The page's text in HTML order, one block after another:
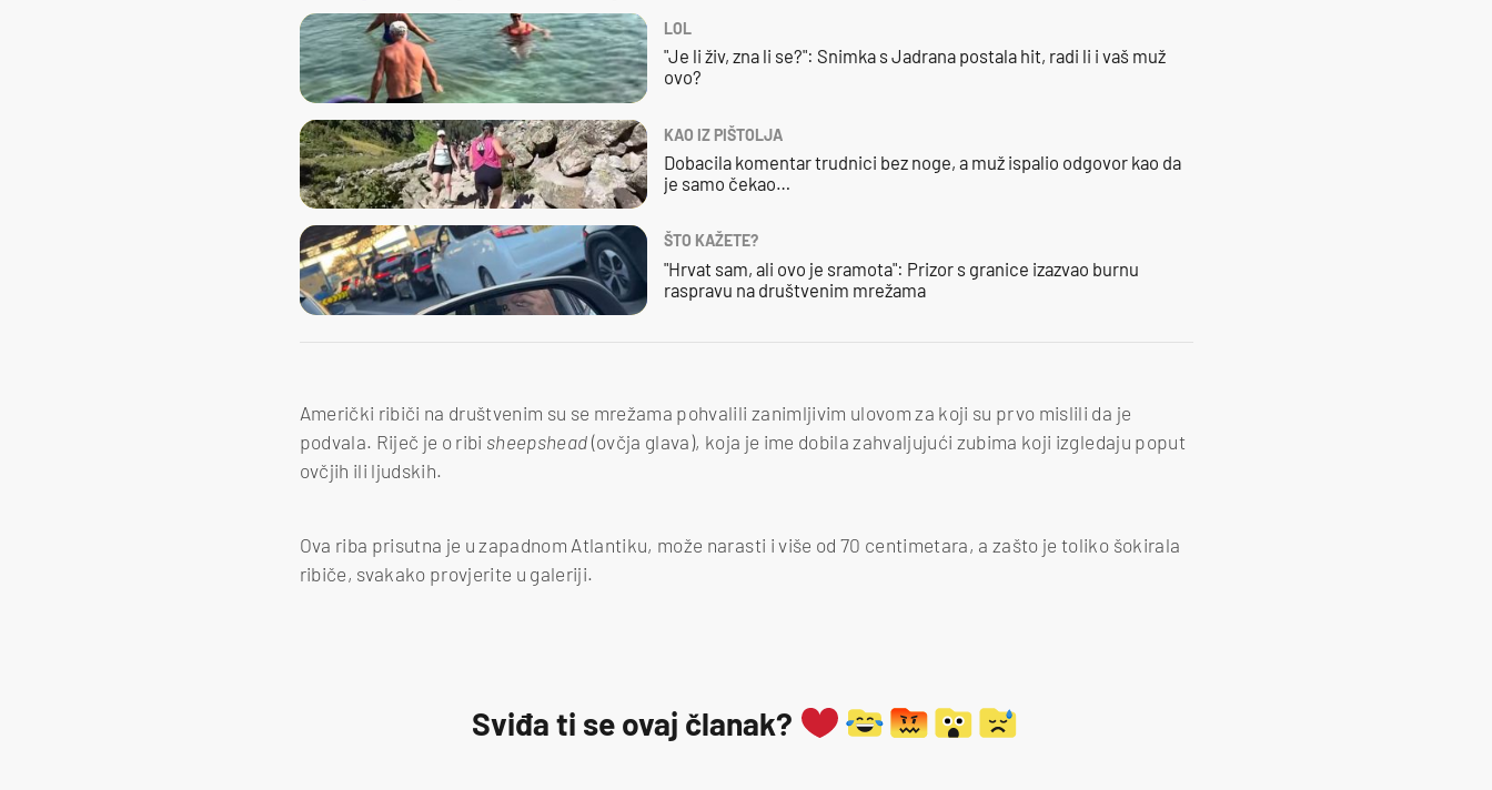
LOL
"Je li živ, zna li se?": Snimka s Jadrana postala hit, radi li i vaš muž
ovo?
KAO IZ PIŠTOLJA
Dobacila komentar trudnici bez noge, a muž ispalio odgovor kao da
je samo čekao…
ŠTO KAŽETE?
"Hrvat sam, ali ovo je sramota": Prizor s granice izazvao burnu
raspravu na društvenim mrežama
Američki ribiči na društvenim su se mrežama pohvalili zanimljivim ulovom za koji su prvo mislili da je
podvala. Riječ je o ribi sheepshead (ovčja glava), koja je ime dobila zahvaljujući zubima koji izgledaju poput
ovčjih ili ljudskih.
Ova riba prisutna je u zapadnom Atlantiku, može narasti i više od 70 centimetara, a zašto je toliko šokirala
ribiče, svakako provjerite u galeriji.
Sviđa ti se ovaj članak?